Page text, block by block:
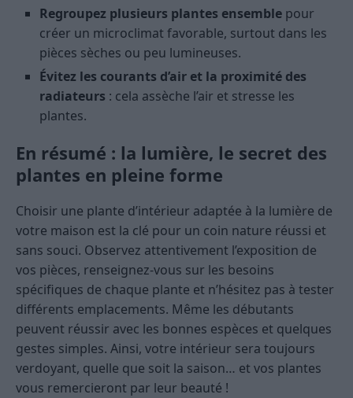
Regroupez plusieurs plantes ensemble pour
créer un microclimat favorable, surtout dans les
pièces sèches ou peu lumineuses.
Évitez les courants d’air et la proximité des
radiateurs : cela assèche l’air et stresse les
plantes.
En résumé : la lumière, le secret des
plantes en pleine forme
Choisir une plante d’intérieur adaptée à la lumière de
votre maison est la clé pour un coin nature réussi et
sans souci. Observez attentivement l’exposition de
vos pièces, renseignez-vous sur les besoins
spécifiques de chaque plante et n’hésitez pas à tester
différents emplacements. Même les débutants
peuvent réussir avec les bonnes espèces et quelques
gestes simples. Ainsi, votre intérieur sera toujours
verdoyant, quelle que soit la saison… et vos plantes
vous remercieront par leur beauté !